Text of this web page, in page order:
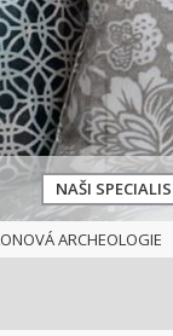
NAŠI
ARCHEOLOGIE